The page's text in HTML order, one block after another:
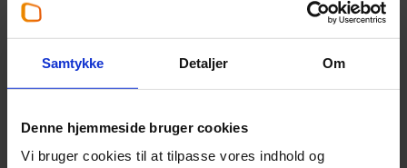
Samtykke Detaljer Om
Denne hjemmeside bruger cookies
Vi bruger cookies til at tilpasse vores indhold og
Søren Rasmussen
Partner,Statsautoriseret revisor
sor@beierholm.dk